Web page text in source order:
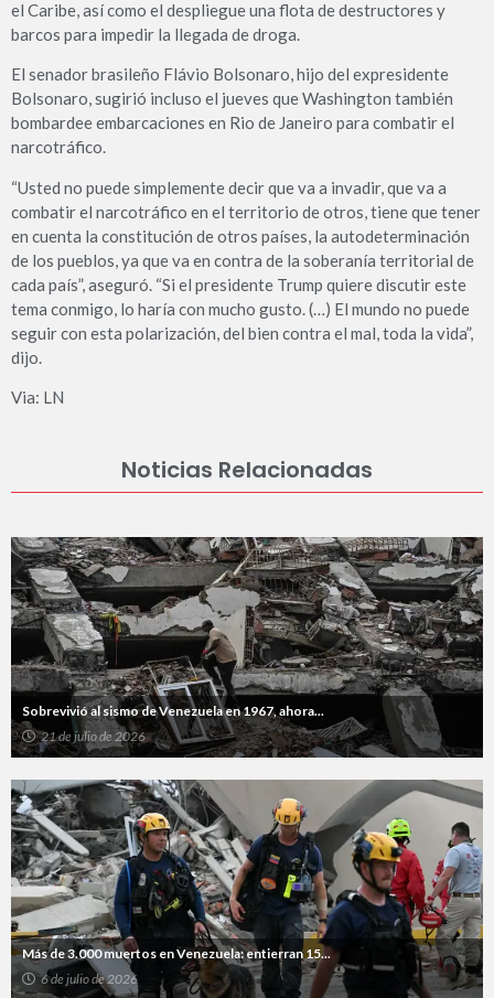
el Caribe, así como el despliegue una flota de destructores y
barcos para impedir la llegada de droga.
El senador brasileño Flávio Bolsonaro, hijo del expresidente
Bolsonaro, sugirió incluso el jueves que Washington también
bombardee embarcaciones en Rio de Janeiro para combatir el
narcotráfico.
“Usted no puede simplemente decir que va a invadir, que va a
combatir el narcotráfico en el territorio de otros, tiene que tener
en cuenta la constitución de otros países, la autodeterminación
de los pueblos, ya que va en contra de la soberanía territorial de
cada país”, aseguró. “Si el presidente Trump quiere discutir este
tema conmigo, lo haría con mucho gusto. (…) El mundo no puede
seguir con esta polarización, del bien contra el mal, toda la vida”,
dijo.
Via: LN
Noticias Relacionadas
Sobrevivió al sismo de Venezuela en 1967, ahora...
21 de julio de 2026
Más de 3.000 muertos en Venezuela: entierran 15...
6 de julio de 2026